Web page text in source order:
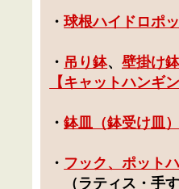
・球根ハイドロポ
・ 吊り鉢、壁掛け
【キャットハンギ
・鉢皿（鉢受け皿）
・ フック、ポット
（ラティス・手